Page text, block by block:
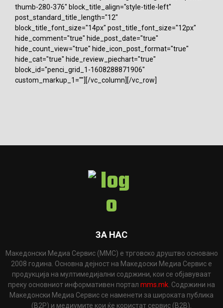
thumb-280-376" block_title_align="style-title-left"
post_standard_title_length="12"
block_title_font_size="14px" post_title_font_size="12px"
hide_comment="true" hide_post_date="true"
hide_count_view="true" hide_icon_post_format="true"
hide_cat="true" hide_review_piechart="true"
block_id="penci_grid_1-1608288871906"
custom_markup_1=""][/vc_column][/vc_row]
ЗА НАС
Македонски Медиа Сервис (ММС) е трговско друштво основано
2008 година. Основна дејност на Македоски Медиа Сервис е
продукција на мултимедијални содржини, кои се објавуваат
преку основниот информативен портал mms.mk . Содржини на
Македонски Медиа Сервис се наменети за широката публика
(B2P) и медиумите кои ќе користат сервис (B2B).